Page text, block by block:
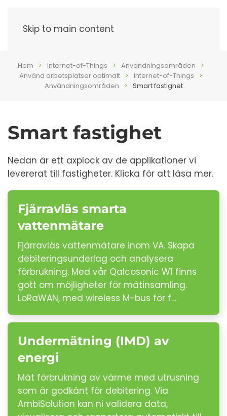
Skip to main content
Hem Internet-of-Things
Användningsområden
Använd arbetsplatser optimalt
Internet-of-Things
Användningsområden
Smart fastighet
Smart fastighet
Nedan är ett axplock av de applikationer vi
levererat till fastigheter. Klicka för att läsa mer.
Fjärravläs smarta
vattenmätare
Fjärravläs vattenmätare inom VA. Skapa
debiteringsunderlag och analysera
förbrukning. Med vår Qalcosonic W1 finns
gott om möjligheter för mätinsamling.
LoRaWAN, med wireless M-bus för f…
Undermätning (IMD) av
energi
Mät förbrukning av värme med utrusning
som är godkänt för debitering. Via
AmbiSolution kan ni validera data,